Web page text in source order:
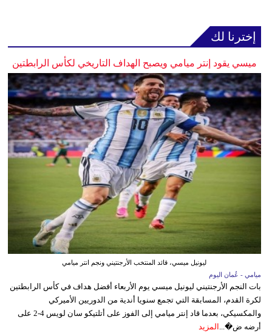
إخترنا لك
ميسي يقود إنتر ميامي ويصبح الهداف التاريخي لكأس الرابطتين
ليونيل ميسي، قائد المنتخب الأرجنتيني ونجم انتر ميامي
ميامي - عُمان اليوم
بات النجم الأرجنتيني ليونيل ميسي يوم الأربعاء أفضل هداف في كأس الرابطتين
لكرة القدم، المسابقة التي تجمع سنويا أندية من الدوريين الأميركي
والمكسيكي، بعدما قاد إنتر ميامي إلى الفوز على أتلتيكو سان لويس 4-2 على
أرضه ض�... المزيد